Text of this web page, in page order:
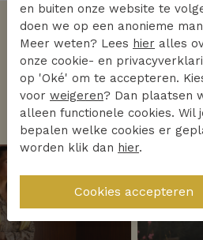
en buiten onze website te
doen we op een anonieme
Meer weten? Lees hier alles
onze cookie- en
op 'Oké' om te accepteren.
voor weigeren? Dan plaatsen
alleen functionele cookies. Wil
bepalen welke cookies er
worden klik dan hier.